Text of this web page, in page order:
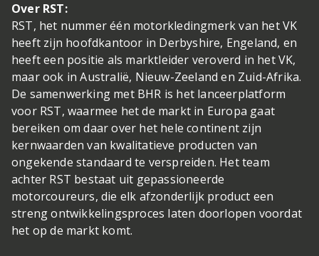
Over RST:
RST, het nummer één motorkledingmerk van het VK
heeft zijn hoofdkantoor in Derbyshire, Engeland, en
heeft een positie als marktleider veroverd in het VK,
maar ook in Australië, Nieuw-Zeeland en Zuid-Afrika.
De samenwerking met BHR is het lanceerplatform
voor RST, waarmee het de markt in Europa gaat
bereiken om daar over het hele continent zijn
kernwaarden van kwalitatieve producten van
ongekende standaard te verspreiden. Het team
achter RST bestaat uit gepassioneerde
motorcoureurs, die elk afzonderlijk product een
streng ontwikkelingsproces laten doorlopen voordat
het op de markt komt.